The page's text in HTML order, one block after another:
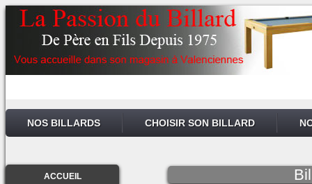
NOS BILLARDS CHOISIR SON BILLARD
ACCUEIL